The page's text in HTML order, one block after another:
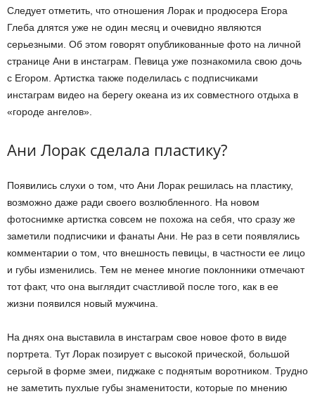
Следует отметить, что отношения Лорак и продюсера Егора
Глеба длятся уже не один месяц и очевидно являются
серьезными. Об этом говорят опубликованные фото на личной
странице Ани в инстаграм. Певица уже познакомила свою дочь
с Егором. Артистка также поделилась с подписчиками
инстаграм видео на берегу океана из их совместного отдыха в
«городе ангелов».
Ани Лорак сделала пластику?
Появились слухи о том, что Ани Лорак решилась на пластику,
возможно даже ради своего возлюбленного. На новом
фотоснимке артистка совсем не похожа на себя, что сразу же
заметили подписчики и фанаты Ани. Не раз в сети появлялись
комментарии о том, что внешность певицы, в частности ее лицо
и губы изменились. Тем не менее многие поклонники отмечают
тот факт, что она выглядит счастливой после того, как в ее
жизни появился новый мужчина.
На днях она выставила в инстаграм свое новое фото в виде
портрета. Тут Лорак позирует с высокой прической, большой
серьгой в форме змеи, пиджаке с поднятым воротником. Трудно
не заметить пухлые губы знаменитости, которые по мнению